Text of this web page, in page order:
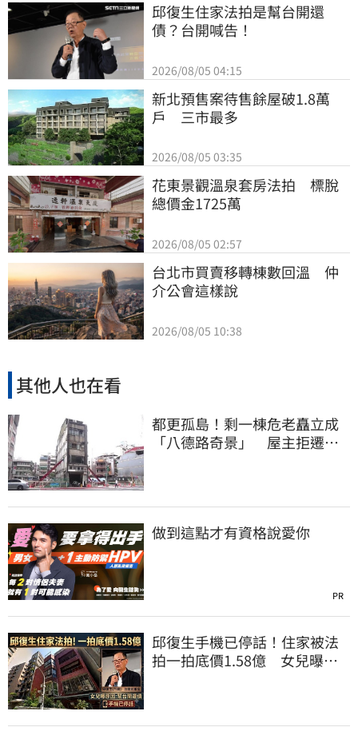
邱復生住家法拍是幫台開還
債？台開喊告！
2026/08/05 04:15
新北預售案待售餘屋破1.8萬
戶　三市最多
2026/08/05 03:35
花東景觀溫泉套房法拍　標脫
總價金1725萬
2026/08/05 02:57
台北市買賣移轉棟數回溫　仲
介公會這樣說
2026/08/05 10:38
其他人也在看
都更孤島！剩一棟危老矗立成
「八德路奇景」 屋主拒遷原
做到這點才有資格說愛你
PR
邱復生手機已停話！住家被法
拍一拍底價1.58億 女兒曝原